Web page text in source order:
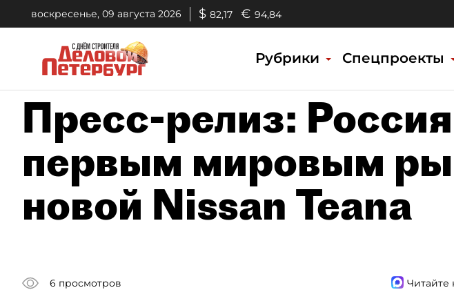
воскресенье, 09 августа 2026 $ 82,17 € 94,84
Рубрики Спецпроекты
Пресс-релиз:
первым мировым
новой Nissan Teana
6 просмотров Читайте